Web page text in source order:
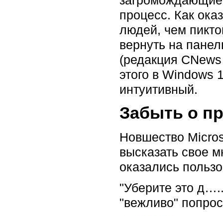
процесс. Как
людей, чем
вернуть на
(редакция
этого в
интуитивный.
Забыть о
Новшество
высказать свое
оказались
"Уберите это
"вежливо"